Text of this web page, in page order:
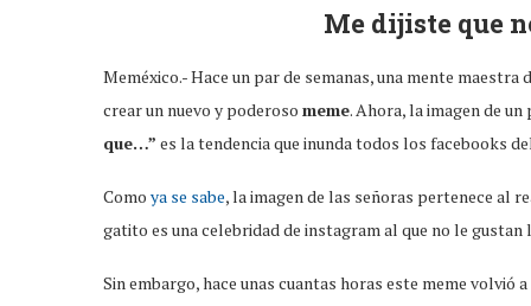
Me dijiste que
Meméxico.- Hace un par de semanas, una mente
crear un nuevo y poderoso meme. Ahora, la imagen de
que…” es la tendencia que inunda todos los facebooks
Como ya se sabe, la imagen de las señoras pertenece al
gatito es una celebridad de instagram al que no le
Sin embargo, hace unas cuantas horas este meme